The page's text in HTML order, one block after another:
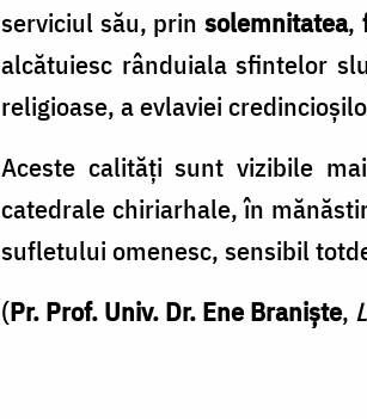
serviciul său, prinsolemnitatea,
alcătuiesc rânduiala sfintelor
religioase, a evlaviei
Aceste calități sunt vizibile
catedrale chiriarhale, în
sufletului omenesc, sensibil
(Pr. Prof. Univ. Dr. Ene Braniște,